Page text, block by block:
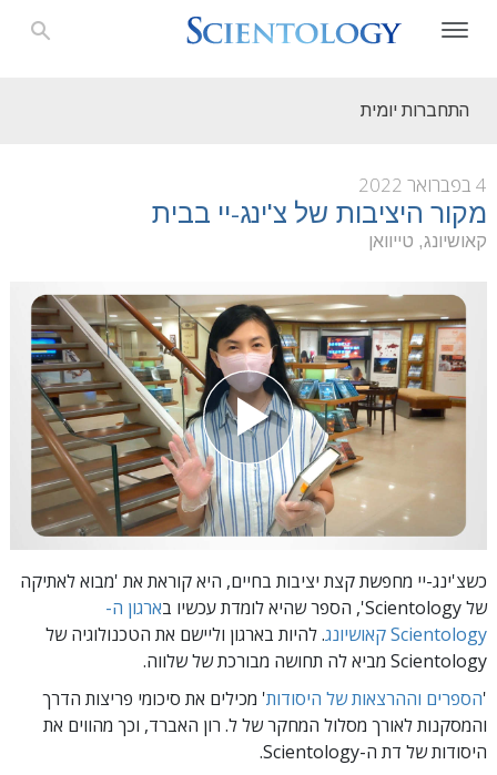
התחברות יומית
4 בפברואר 2022
מקור היציבות של צ'ינג-יי בבית
קאושיונג, טייוואן
כשצ'ינג-יי מחפשת קצת יציבות בחיים, היא קוראת את 'מבוא לאתיקה
של Scientology',
הספר שהיא לומדת עכשיו בארגון ה-
Scientology קאושיונג
. להיות בארגון וליישם את הטכנולוגיה של
Scientology מביא לה תחושה מבורכת של שלווה.
'הספרים וההרצאות של היסודות' מכילים את סיכומי פריצות הדרך
והמסקנות לאורך מסלול המחקר של ל. רון האברד, וכך מהווים את
היסודות של דת ה-Scientology.